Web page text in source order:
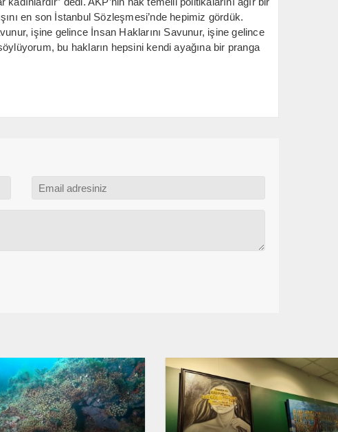
en son İstanbul Sözleşmesi’nde hepimiz gördük.
işine gelince İnsan Haklarını Savunur, işine gelince
bu hakların hepsini kendi ayağına bir pranga